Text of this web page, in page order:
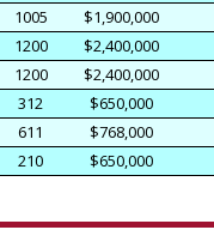
1005
$1,900,000
1200
$2,400,000
1200
$2,400,000
312
$650,000
611
$768,000
210
$650,000